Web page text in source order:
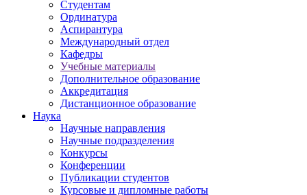
Студентам
Ординатура
Аспирантура
Международный отдел
Кафедры
Учебные материалы
Дополнительное образование
Аккредитация
Дистанционное образование
Наука
Научные направления
Научные подразделения
Конкурсы
Конференции
Публикации студентов
Курсовые и дипломные работы